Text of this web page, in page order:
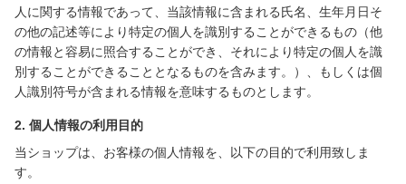
人に関する情報であって、当該情報に含まれる氏名、生年月日そ
の他の記述等により特定の個人を識別することができるもの（他
の情報と容易に照合することができ、それにより特定の個人を識
別することができることとなるものを含みます。）、もしくは個
人識別符号が含まれる情報を意味するものとします。
2. 個人情報の利用目的
当ショップは、お客様の個人情報を、以下の目的で利用致しま
す。